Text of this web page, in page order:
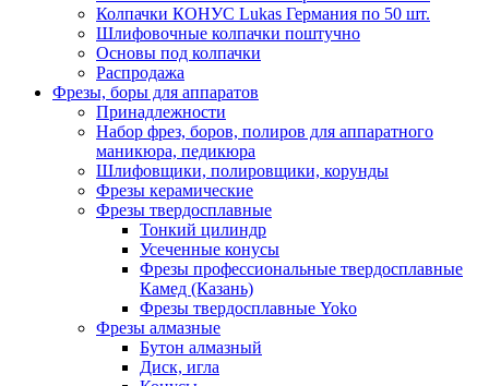
Колпачки КОНУС Lukas Германия по 50 шт.
Шлифовочные колпачки поштучно
Основы под колпачки
Распродажа
Фрезы, боры для аппаратов
Принадлежности
Набор фрез, боров, полиров для аппаратного
маникюра, педикюра
Шлифовщики, полировщики, корунды
Фрезы керамические
Фрезы твердосплавные
Тонкий цилиндр
Усеченные конусы
Фрезы профессиональные твердосплавные
Камед (Казань)
Фрезы твердосплавные Yoko
Фрезы алмазные
Бутон алмазный
Диск, игла